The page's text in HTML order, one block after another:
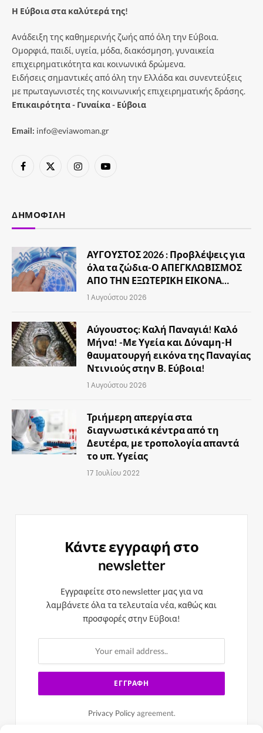
Η Εύβοια στα καλύτερά της!
Ανάδειξη της καθημερινής ζωής από όλη την Εύβοια.
Ομορφιά, παιδί, υγεία, μόδα, διακόσμηση, γυναικεία
επιχειρηματικότητα και κοινωνικά δρώμενα.
Ειδήσεις σημαντικές από όλη την Ελλάδα και συνεντεύξεις
με πρωταγωνιστές της κοινωνικής επιχειρηματικής δράσης.
Επικαιρότητα - Γυναίκα - Εύβοια
Email: info@eviawoman.gr
Facebook
X
InstagramYouTube
ΔΗΜΟΦΙΛΉ
ΑΥΓΟΥΣΤΟΣ 2026 : Προβλέψεις για
όλα τα ζώδια-Ο ΑΠΕΓΚΛΩΒΙΣΜΟΣ
ΑΠΟ ΤΗΝ ΕΞΩΤΕΡΙΚΗ ΕΙΚΟΝΑ…
1 Αυγούστου 2026
Αύγουστος: Καλή Παναγιά! Καλό
Μήνα! -Με Υγεία και Δύναμη-Η
θαυματουργή εικόνα της Παναγίας
Ντινιούς στην Β. Εύβοια!
1 Αυγούστου 2026
Τριήμερη απεργία στα
διαγνωστικά κέντρα από τη
Δευτέρα, με τροπολογία απαντά
το υπ. Υγείας
17 Ιουλίου 2022
Κάντε εγγραφή στο
newsletter
Εγγραφείτε στο newsletter μας για να
λαμβάνετε όλα τα τελευταία νέα, καθώς και
προσφορές στην Εϋβοια!
Privacy Policyagreement.